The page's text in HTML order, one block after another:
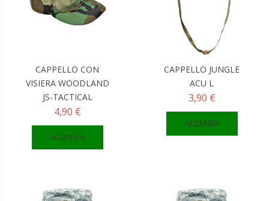
CAPPELLO CON
VISIERA WOODLAND
JS-TACTICAL
4,90 €
ACQUISTA
CAPPELLO JUNGLE
ACU L
3,90 €
ACQUISTA